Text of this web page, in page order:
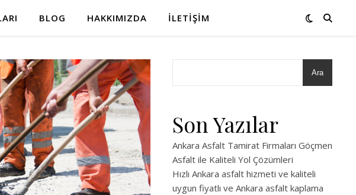
BLOG HAKKIMIZDA İLETIŞIM
Ara
Son Yazılar
Ankara Asfalt Tamirat Firmaları Göçmen
Asfalt ile Kaliteli Yol Çözümleri
Hızlı Ankara asfalt hizmeti ve kaliteli
uygun fiyatlı ve Ankara asfalt kaplama